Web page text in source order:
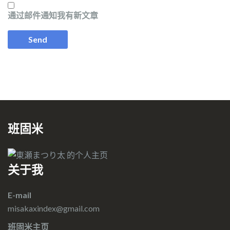
通过邮件通知我有新文章
班固米
关于我
E-mail
misakaxindex@gmail.com
班固米主页